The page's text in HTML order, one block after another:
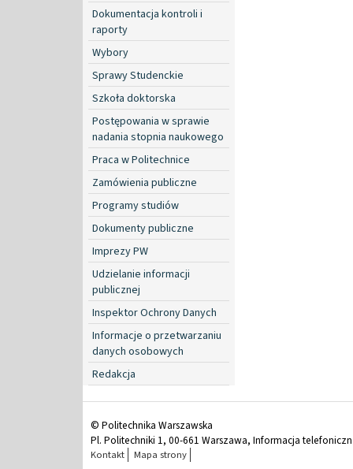
Dokumentacja kontroli i
raporty
Wybory
Sprawy Studenckie
Szkoła doktorska
Postępowania w sprawie
nadania stopnia naukowego
Praca w Politechnice
Zamówienia publiczne
Programy studiów
Dokumenty publiczne
Imprezy PW
Udzielanie informacji
publicznej
Inspektor Ochrony Danych
Informacje o przetwarzaniu
danych osobowych
Redakcja
© Politechnika Warszawska
Pl. Politechniki 1, 00-661 Warszawa, Informacja
Kontakt Mapa strony